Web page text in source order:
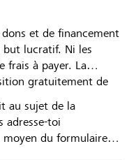
et de financement
but lucratif. Ni les
frais à payer. La
gratuitement de
au sujet de la
adresse-toi
du formulaire